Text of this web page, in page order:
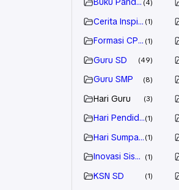
4
Cerita Inspiratif
1
Formasi CPNS 2021
1
Guru SD 49
Guru SMP 8
Hari Guru 3
Hari Pendidikan
1
Hari Sumpah Pemuda
1
Inovasi Siswa1
KSN SD 1